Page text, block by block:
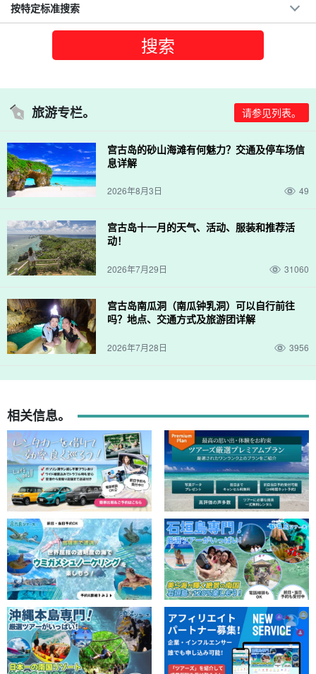
按特定标准搜索
旅游专栏。 请参见列表。
宫古岛的砂山海滩有何魅力？交通及停车场信
息详解
2026年8月3日 49
宫古岛十一月的天气、活动、服装和推荐活
动！
2026年7月29日 31060
宫古岛南瓜洞（南瓜钟乳洞）可以自行前往
吗？地点、交通方式及旅游团详解
2026年7月28日 3956
相关信息。